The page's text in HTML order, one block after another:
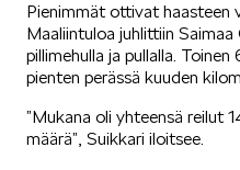
Pienimmät ottivat haasteen
Maaliintuloa juhlittiin
pillimehulla ja pullalla.
pienten perässä kuuden
”Mukana oli yhteensä reilut
määrä”, Suikkari iloitsee.